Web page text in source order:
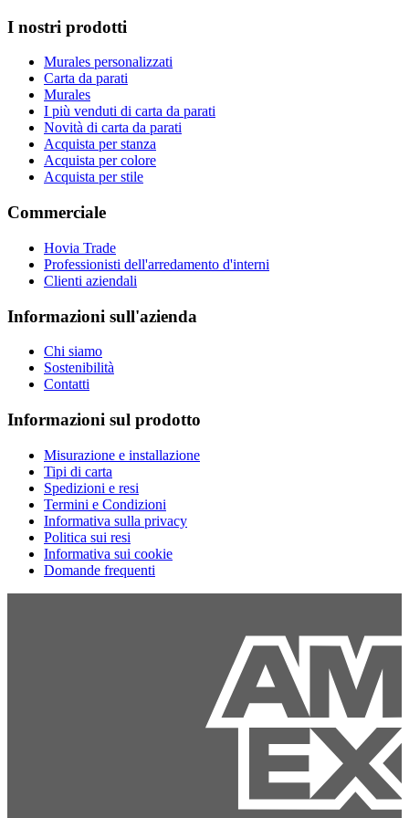
I nostri prodotti
Murales personalizzati
Carta da parati
Murales
I più venduti di carta da parati
Novità di carta da parati
Acquista per stanza
Acquista per colore
Acquista per stile
Commerciale
Hovia Trade
Professionisti dell'arredamento d'interni
Clienti aziendali
Informazioni sull'azienda
Chi siamo
Sostenibilità
Contatti
Informazioni sul prodotto
Misurazione e installazione
Tipi di carta
Spedizioni e resi
Termini e Condizioni
Informativa sulla privacy
Politica sui resi
Informativa sui cookie
Domande frequenti